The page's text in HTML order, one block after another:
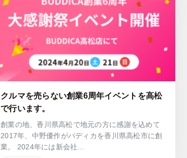
クルマを売らない創業6周年イベントを高松
で行います。
創業の地、香川県高松で地元の方に感謝を込めて
2017年、中野優作がバディカを香川県高松市に創
業。 2024年には新会社…